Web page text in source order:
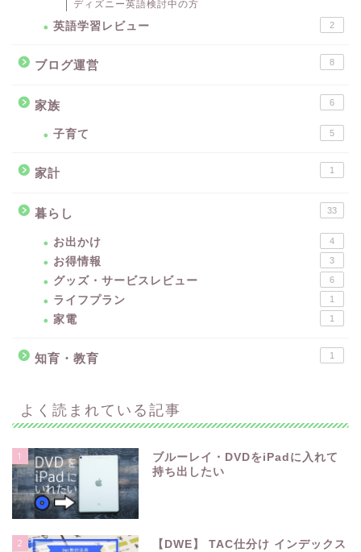
ディズニー英語検討中の方
英語学習レビュー 2
ブログ運営 8
家族 6
子育て 5
家計 1
暮らし 33
お出かけ 4
お得情報 3
グッズ・サービスレビュー 6
ライフプラン 1
家電 1
知育・教育 1
よく読まれている記事
1
ブルーレイ・DVDをiPadに入れて
持ち出したい
2
【DWE】 TAC仕分け インデックス